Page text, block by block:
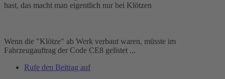
hast, das macht man eigentlich nur bei Klötzen
Wenn die "Klötze" ab Werk verbaut waren, müsste im
Fahrzeugauftrag der Code CE8 gelistet ...
Rufe den Beitrag auf